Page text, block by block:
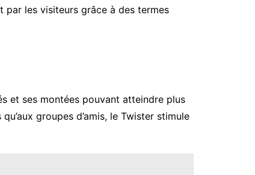
par les visiteurs grâce à des termes
et ses montées pouvant atteindre plus
groupes d’amis, le Twister stimule